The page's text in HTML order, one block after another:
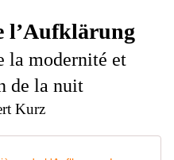
l’Aufklärung
la modernité et
de la nuit
Kurz